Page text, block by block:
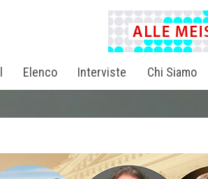
Elenco Interviste Chi Siamo